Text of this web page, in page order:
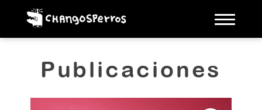
Toggle
Publicaciones